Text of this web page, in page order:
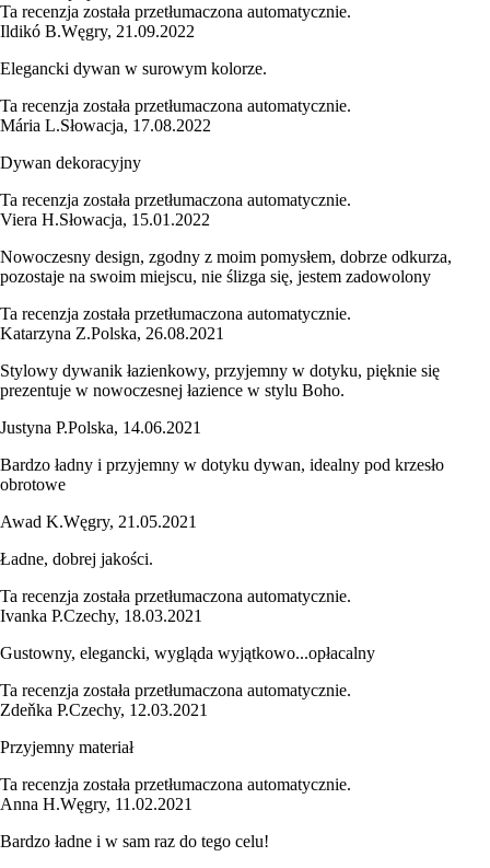
Ta recenzja została przetłumaczona automatycznie.
Ildikó B.Węgry, 21.09.2022
Elegancki dywan w surowym kolorze.
Ta recenzja została przetłumaczona automatycznie.
Mária L.Słowacja, 17.08.2022
Dywan dekoracyjny
Ta recenzja została przetłumaczona automatycznie.
Viera H.Słowacja, 15.01.2022
Nowoczesny design, zgodny z moim pomysłem, dobrze odkurza,
pozostaje na swoim miejscu, nie ślizga się, jestem zadowolony
Ta recenzja została przetłumaczona automatycznie.
Katarzyna Z.Polska, 26.08.2021
Stylowy dywanik łazienkowy, przyjemny w dotyku, pięknie się
prezentuje w nowoczesnej łazience w stylu Boho.
Justyna P.Polska, 14.06.2021
Bardzo ładny i przyjemny w dotyku dywan, idealny pod krzesło
obrotowe
Awad K.Węgry, 21.05.2021
Ładne, dobrej jakości.
Ta recenzja została przetłumaczona automatycznie.
Ivanka P.Czechy, 18.03.2021
Gustowny, elegancki, wygląda wyjątkowo...opłacalny
Ta recenzja została przetłumaczona automatycznie.
Zdeňka P.Czechy, 12.03.2021
Przyjemny materiał
Ta recenzja została przetłumaczona automatycznie.
Anna H.Węgry, 11.02.2021
Bardzo ładne i w sam raz do tego celu!